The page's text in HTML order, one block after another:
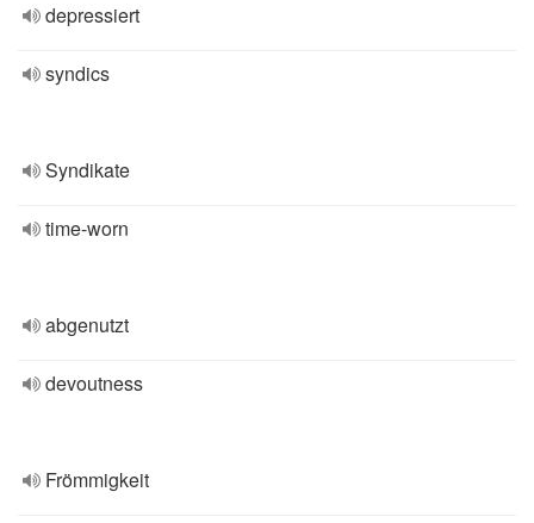
depressiert
syndics
Syndikate
time-worn
abgenutzt
devoutness
Frömmigkeit